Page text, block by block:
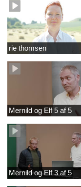
rie thomsen
Mernild og Elf 5 af 5
Mernild og Elf 3 af 5